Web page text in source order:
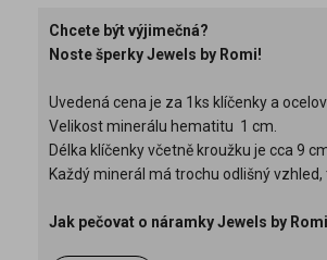
Chcete být výjimečná?
Noste šperky Jewels by Romi!
Uvedená cena je za 1ks klíčenky a
Velikost minerálu hematitu 1 cm.
Délka klíčenky včetně kroužku je cca 9
Každý minerál má trochu odlišný vzhled,
Jak pečovat o náramky Jewels by Romi